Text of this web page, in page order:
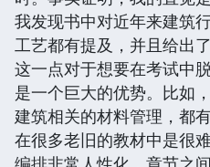
我发现书中对近年来建筑
工艺都有提及，并且给出
这一点对于想要在考试中
是一个巨大的优势。比如
建筑相关的材料管理，都
在很多老旧的教材中是很